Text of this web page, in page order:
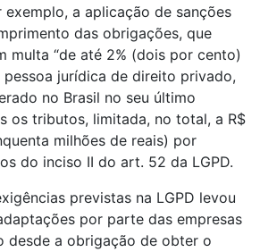
a aplicação de sanções
das obrigações, que
multa “de até 2% (dois por cento)
jurídica de direito privado,
no Brasil no seu último
os tributos, limitada, no total, a R$
milhões de reais) por
do inciso II do art. 52 da LGPD.
previstas na LGPD levou
por parte das empresas
desde a obrigação de obter o